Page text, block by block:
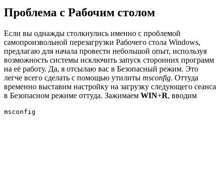
Проблема с Рабочим столом
Если вы однажды столкнулись именно с проблемой
самопроизвольной перезагрузки Рабочего стола Windows,
предлагаю для начала провести небольшой опыт, используя
возможность системы исключить запуск сторонних программ
на её работу. Да, я отсылаю вас в Безопасный режим. Это
легче всего сделать с помощью утилиты msconfig. Оттуда
временно выставим настройку на загрузку следующего сеанса
в Безопасном режиме оттуда. Зажимаем WIN+R, вводим
msconfig